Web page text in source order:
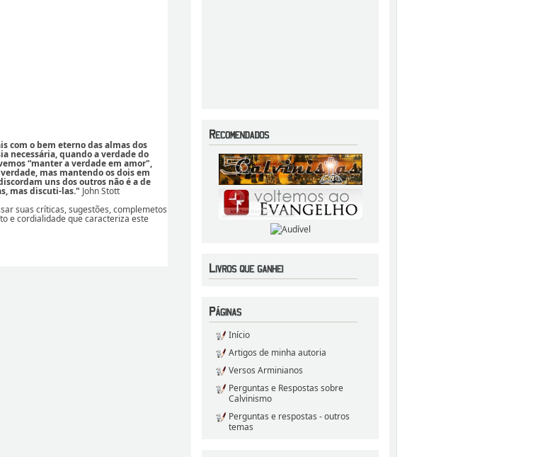
Início
Artigos de minha autoria
Versos Arminianos
Perguntas e Respostas sobre
Calvinismo
Perguntas e respostas - outros
temas
com o bem eterno das almas dos
necessária, quando a verdade do
“manter a verdade em amor",
mas mantendo os dois em
uns dos outros não é a de
mas discuti-las." John Stott
suas críticas, sugestões, complemetos
e cordialidade que caracteriza este